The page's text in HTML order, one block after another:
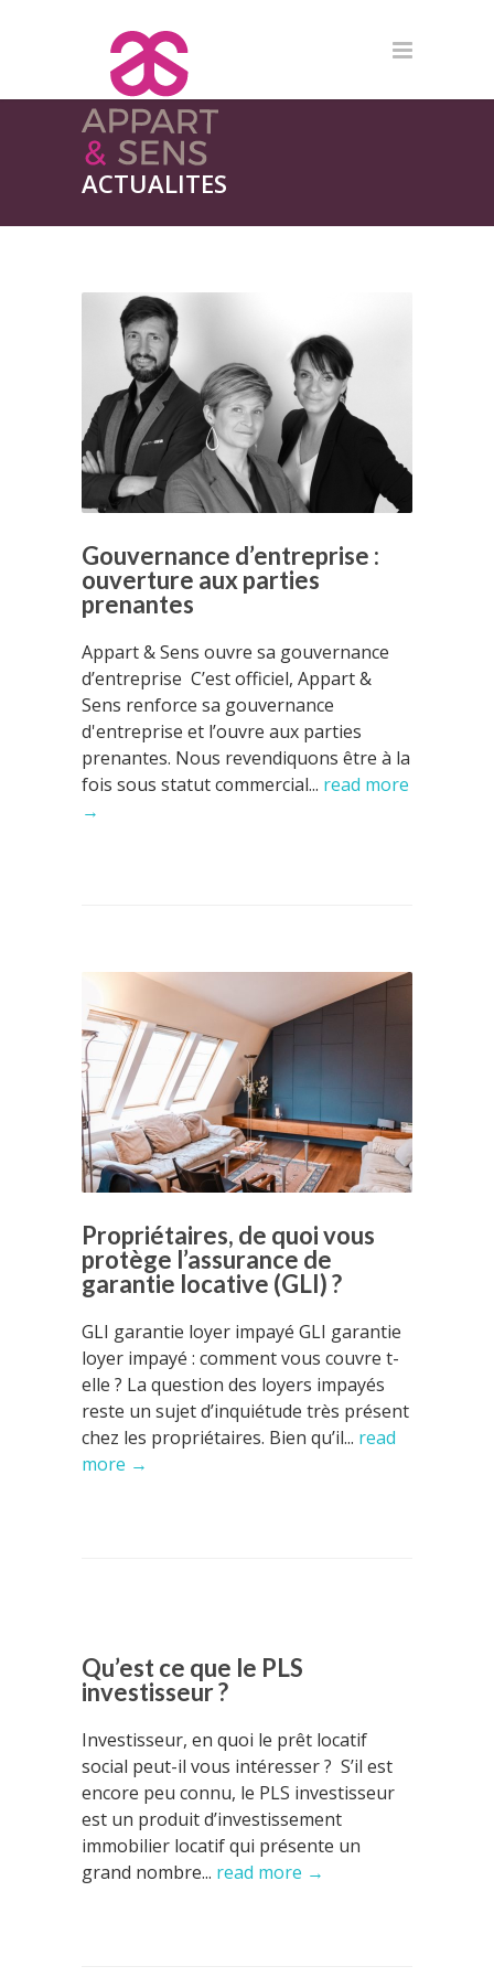
ACTUALITES
Gouvernance d’entreprise :
ouverture aux parties
prenantes
Appart & Sens ouvre sa gouvernance
d’entreprise C’est officiel, Appart &
Sens renforce sa gouvernance
d'entreprise et l’ouvre aux parties
prenantes. Nous revendiquons être à la
fois sous statut commercial... read more
→
Propriétaires, de quoi vous
protège l’assurance de
garantie locative (GLI) ?
GLI garantie loyer impayé GLI garantie
loyer impayé : comment vous couvre t-
elle ? La question des loyers impayés
reste un sujet d’inquiétude très présent
chez les propriétaires. Bien qu’il... read
more →
Qu’est ce que le PLS
investisseur ?
Investisseur, en quoi le prêt locatif
social peut-il vous intéresser ? S’il est
encore peu connu, le PLS investisseur
est un produit d’investissement
immobilier locatif qui présente un
grand nombre... read more →